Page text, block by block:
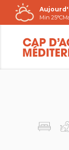
Passer
au
contenu
Min 25°C